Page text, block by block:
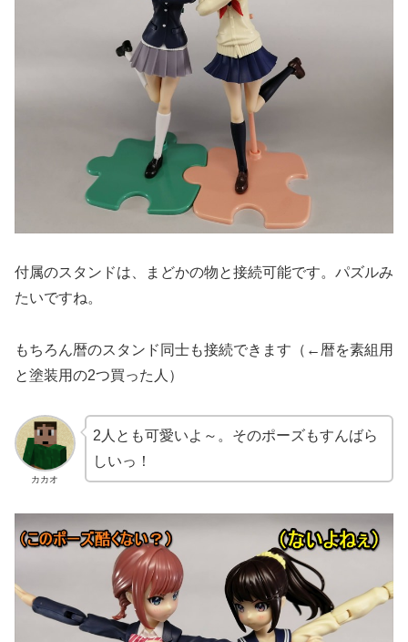
付属のスタンドは、まどかの物と接続可能です。パズルみ
たいですね。
もちろん暦のスタンド同士も接続できます（←暦を素組用
と塗装用の2つ買った人）
カカオ
2人とも可愛いよ～。そのポーズもすんばら
しいっ！